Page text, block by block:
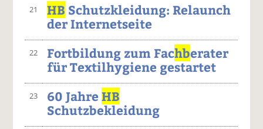
21 HB Schutzkleidung: Relaunch
der Internetseite
22 Fortbildung zum Fachberater
für Textilhygiene gestartet
23 60 JahreHB
Schutzbekleidung